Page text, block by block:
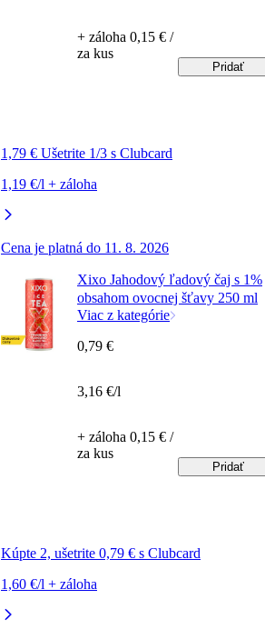
1,79 € Ušetrite 1/3 s Clubcard
1,19 €/l + záloha
Cena je platná do 11. 8. 2026
+ záloha 0,15 € /
za kus
Pridať
Xixo Jahodový ľadový čaj s 1%
obsahom ovocnej šťavy 250 ml
Viac z kategórie
Kúpte 2, ušetrite 0,79 € s Clubcard
1,60 €/l + záloha
0,79 €
3,16 €/l
+ záloha 0,15 € /
za kus
Pridať